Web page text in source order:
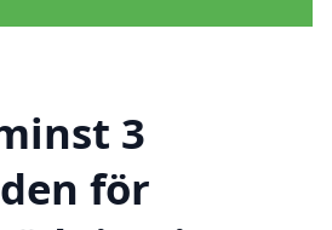
3
för